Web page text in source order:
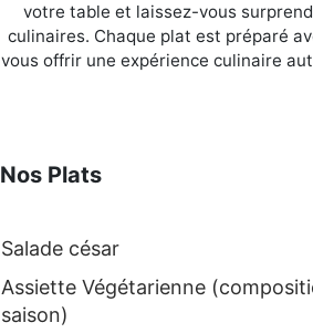
votre table et laissez-vous
culinaires. Chaque plat est préparé
vous offrir une expérience culinaire
Nos Plats
Salade césar
Assiette Végétarienne
saison)